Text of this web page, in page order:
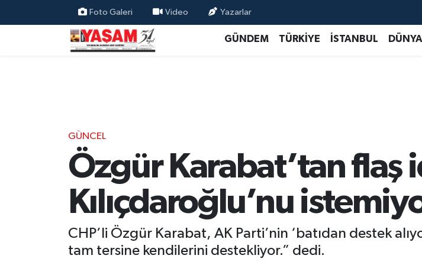
Foto Galeri Video Yazarlar
GÜNDEM TÜRKİYE İSTANBUL DÜNYA
GÜNCEL
Özgür Karabat’tan flaş
Kılıçdaroğlu’nu
CHP’li Özgür Karabat, AK Parti’nin ‘batıdan destek
tam tersine kendilerini destekliyor.” dedi.